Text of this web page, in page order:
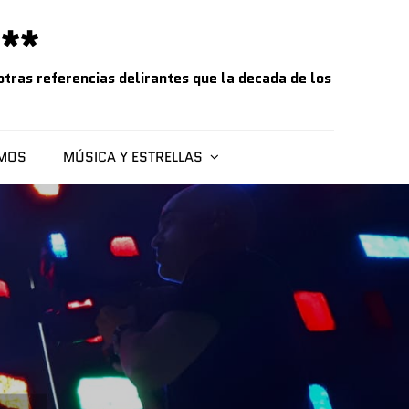
referencias delirantes que la decada de los
MÚSICA Y ESTRELLAS